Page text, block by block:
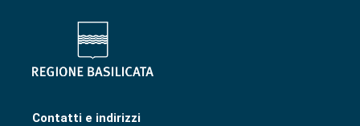
Contatti e indirizzi